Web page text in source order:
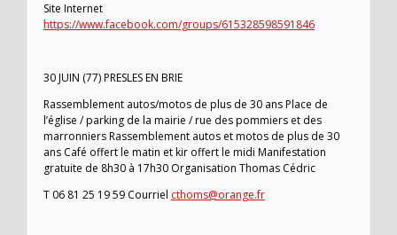
Site Internet
https://www.facebook.com/groups/615328598591846
30 JUIN (77) PRESLES EN BRIE
Rassemblement autos/motos de plus de 30 ans Place de
l’église / parking de la mairie / rue des pommiers et des
marronniers Rassemblement autos et motos de plus de 30
ans Café offert le matin et kir offert le midi Manifestation
gratuite de 8h30 à 17h30 Organisation Thomas Cédric
T 06 81 25 19 59 Courriel cthoms@orange.fr